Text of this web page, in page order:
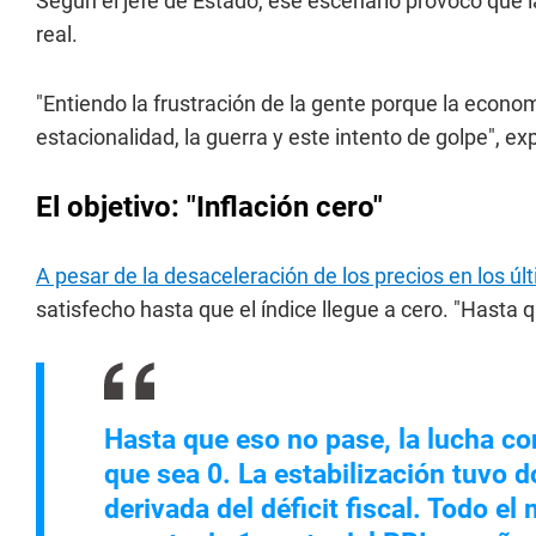
real.
"Entiendo la frustración de la gente porque la
estacionalidad, la guerra y este intento de golpe",
El objetivo: "Inflación cero"
A pesar de la desaceleración de los precios en los
satisfecho hasta que el índice llegue a cero. "Hasta
Hasta que eso no pase, la lucha
que sea 0. La estabilización tuvo
derivada del déficit fiscal. Todo el